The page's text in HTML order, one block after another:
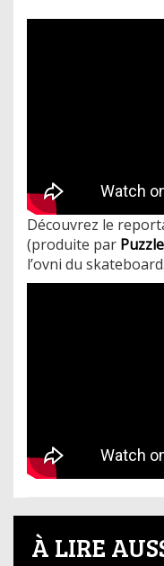
Découvrez le
(produite par
l’ovni du skateboard.
À LIRE